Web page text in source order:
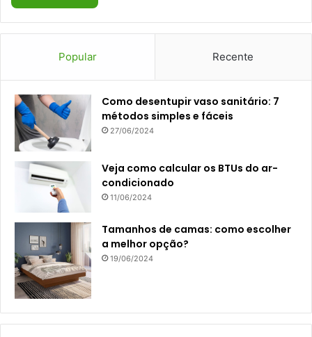
Popular Recente
Como desentupir vaso sanitário: 7
métodos simples e fáceis
27/06/2024
Veja como calcular os BTUs do ar-
condicionado
11/06/2024
Tamanhos de camas: como escolher
a melhor opção?
19/06/2024